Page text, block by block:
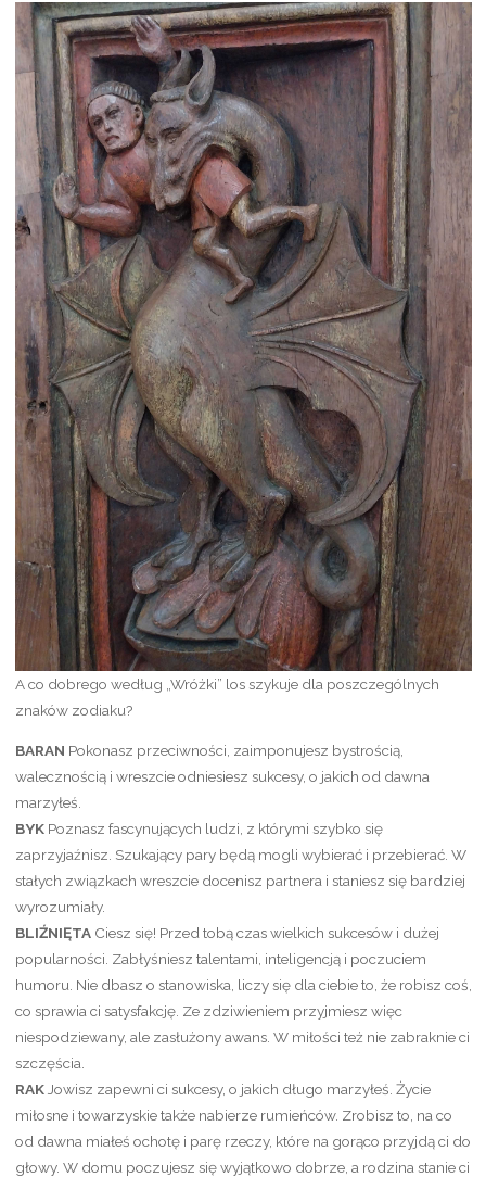
A co dobrego według „Wróżki” los szykuje dla poszczególnych
znaków zodiaku?
BARAN Pokonasz przeciwności, zaimponujesz bystrością,
walecznością i wreszcie odniesiesz sukcesy, o jakich od dawna
marzyłeś.
BYKPoznasz fascynujących ludzi, z którymi szybko się
zaprzyjaźnisz. Szukający pary będą mogli wybierać i przebierać. W
stałych związkach wreszcie docenisz partnera i staniesz się bardziej
wyrozumiały.
BLIŹNIĘTACiesz się! Przed tobą czas wielkich sukcesów i dużej
popularności. Zabłyśniesz talentami, inteligencją i poczuciem
humoru. Nie dbasz o stanowiska, liczy się dla ciebie to, że robisz coś,
co sprawia ci satysfakcję. Ze zdziwieniem przyjmiesz więc
niespodziewany, ale zasłużony awans. W miłości też nie zabraknie ci
szczęścia.
RAKJowisz zapewni ci sukcesy, o jakich długo marzyłeś. Życie
miłosne i towarzyskie także nabierze rumieńców. Zrobisz to, na co
od dawna miałeś ochotę i parę rzeczy, które na gorąco przyjdą ci do
głowy. W domu poczujesz się wyjątkowo dobrze, a rodzina stanie ci